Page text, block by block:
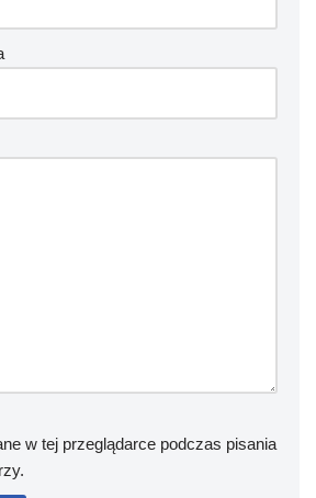
w tej przeglądarce podczas pisania